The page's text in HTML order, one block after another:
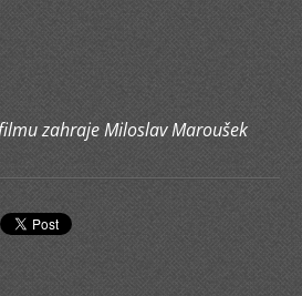
zahraje Miloslav Maroušek